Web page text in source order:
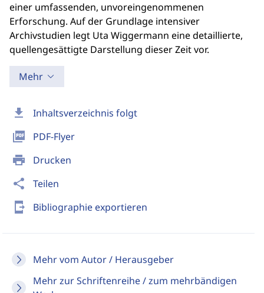
download Inhaltsverzeichnis folgt
picture_as_pdf PDF-Flyer
print Drucken
share Teilen
send_to_mobile Bibliographie exportieren
Mehr vom Autor / Herausgeber
Mehr zur Schriftenreihe / zum mehrbändigen
einer umfassenden, unvoreingenommenen
Erforschung. Auf der Grundlage intensiver
Archivstudien legt Uta Wiggermann eine detaillierte,
quellengesättigte Darstellung dieser Zeit vor.
Mehr